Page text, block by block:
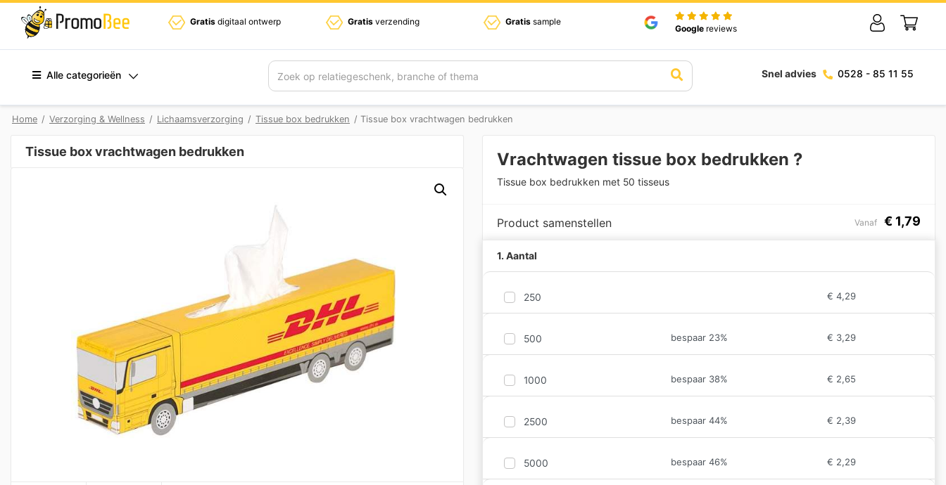
Gratis digitaal ontwerp Gratis verzending Gratis sample
Google reviews
Alle categorieën Zoek Snel advies 0528 - 85 11 55
Home / Verzorging & Wellness / Lichaamsverzorging / Tissue box bedrukken / Tissue box vrachtwagen bedrukken
Tissue box vrachtwagen bedrukken Vrachtwagen tissue box bedrukken ?
Tissue box bedrukken met 50 tisseus
Product samenstellen Vanaf € 1,79
1. Aantal
250 € 4,29
500 bespaar 23% € 3,29
1000 bespaar 38% € 2,65
2500 bespaar 44% € 2,39
5000 bespaar 46% € 2,29